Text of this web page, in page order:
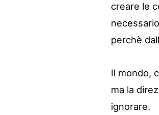
creare le
perchè
Il mondo,
ma la
ignorare.